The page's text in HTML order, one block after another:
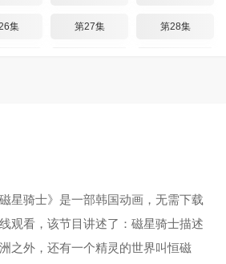
集 第27集 第28集
46集 第47集 第48集
集 第51集 第52集
星骑士》是一部韩国动画，无需下载
观看，该节目讲述了：磁星骑士描述
之外，还有一个精灵的世界叫恒磁